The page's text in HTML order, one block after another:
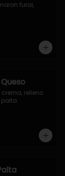
furai,
relleno
palta.